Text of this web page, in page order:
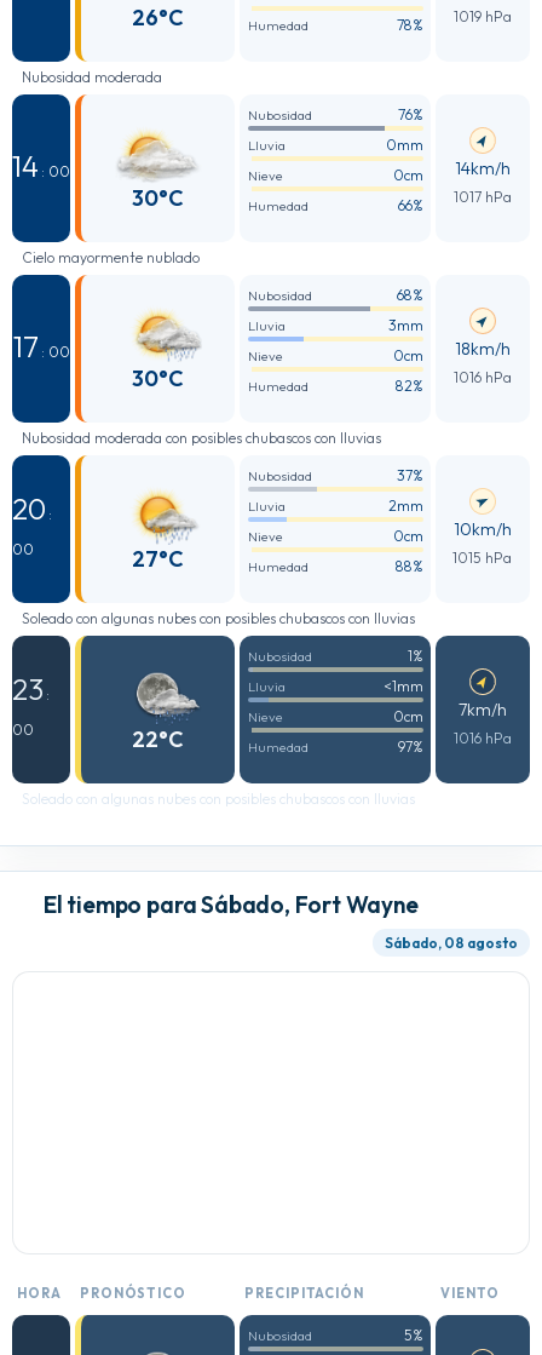
26°C Humedad 78% 1019 hPa
Nubosidad moderada
14 : 00
30°C
Nubosidad 76%
Lluvia 0mm
Nieve 0cm
Humedad 66%
14km/h
1017 hPa
Cielo mayormente nublado
17 : 00
30°C
Nubosidad 68%
Lluvia 3mm
Nieve 0cm
Humedad 82%
18km/h
1016 hPa
Nubosidad moderada con posibles chubascos con lluvias
20 :
00
27°C
Nubosidad 37%
Lluvia 2mm
Nieve 0cm
Humedad 88%
10km/h
1015 hPa
Soleado con algunas nubes con posibles chubascos con lluvias
23 :
00
22°C
Nubosidad 1%
Lluvia <1mm
Nieve 0cm
Humedad 97%
7km/h
1016 hPa
Soleado con algunas nubes con posibles chubascos con lluvias
El tiempo para Sábado, Fort Wayne
Sábado, 08 agosto
HORA PRONÓSTICO PRECIPITACIÓN VIENTO
Nubosidad 5%